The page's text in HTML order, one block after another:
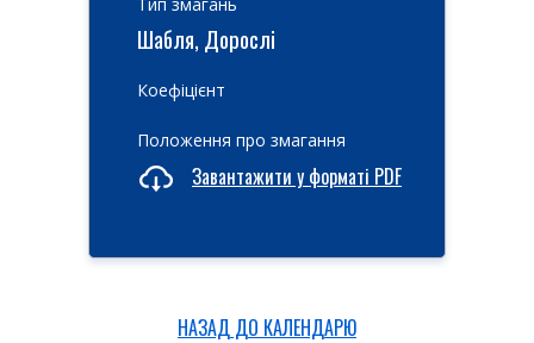
Шабля, Дорослі
Коефіцієнт
Положення про змагання
Завантажити у форматі PDF
НАЗАД ДО КАЛЕНДАРЮ